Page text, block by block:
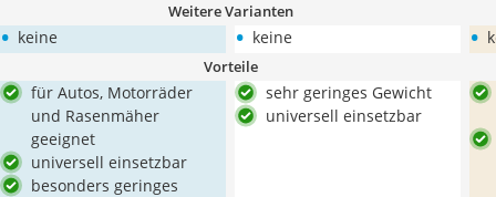
Weitere Varianten
• keine • keine •
Vorteile
für Autos, Motorräder
und Rasenmäher
geeignet
universell einsetzbar
besonders geringes
sehr geringes Gewicht
universell einsetzbar